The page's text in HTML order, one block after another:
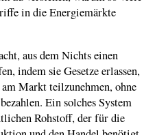
in die Energiemärkte
aus dem Nichts einen
indem sie Gesetze erlassen,
Markt teilzunehmen, ohne
Ein solches System
Rohstoff, der für die